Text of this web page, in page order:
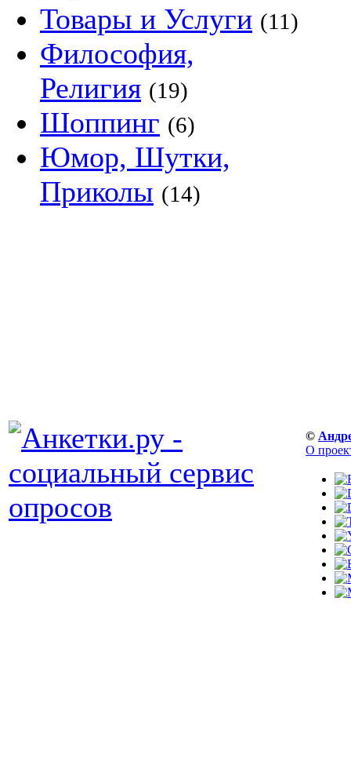
Товары и Услуги (11)
Философия,
Религия (19)
Шоппинг (6)
Юмор, Шутки,
Приколы (14)
©
О